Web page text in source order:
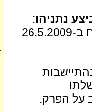
נתניהו:
הוא אפילו עבר את מספר הפינויים שהבטיח ב-26.5.2009
על הפרק.